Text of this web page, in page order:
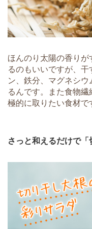
ほんのり太陽の香り
るのもいいですが、干
ン、鉄分、マグネシ
るんです。また食物
極的に取りたい食材で
さっと和えるだけで「